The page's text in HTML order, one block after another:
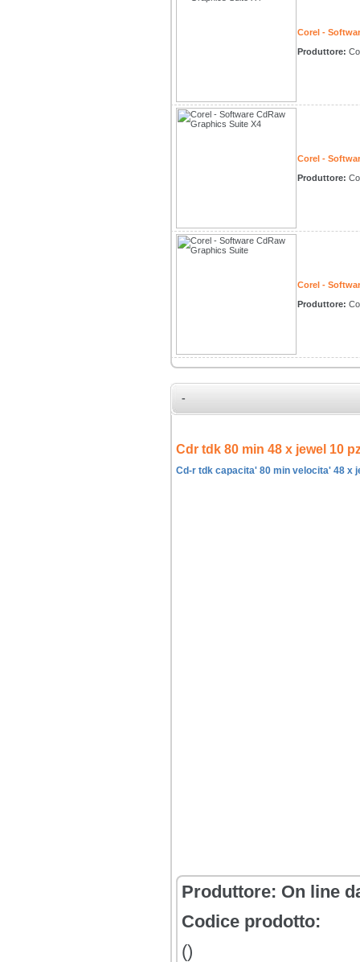
Corel -
Produttore:
Corel -
Produttore:
Corel -
Produttore:
-
Cdr tdk 80 min 48 x jewel 10
Cd-r tdk capacita' 80 min velocita' 48 x
Produttore: On line
Codice prodotto:
()